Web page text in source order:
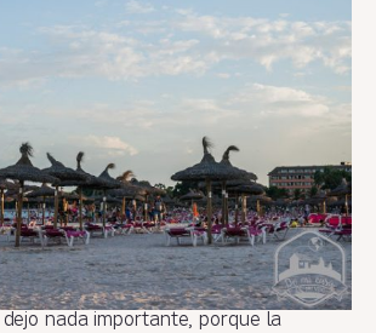
nada importante, porque la